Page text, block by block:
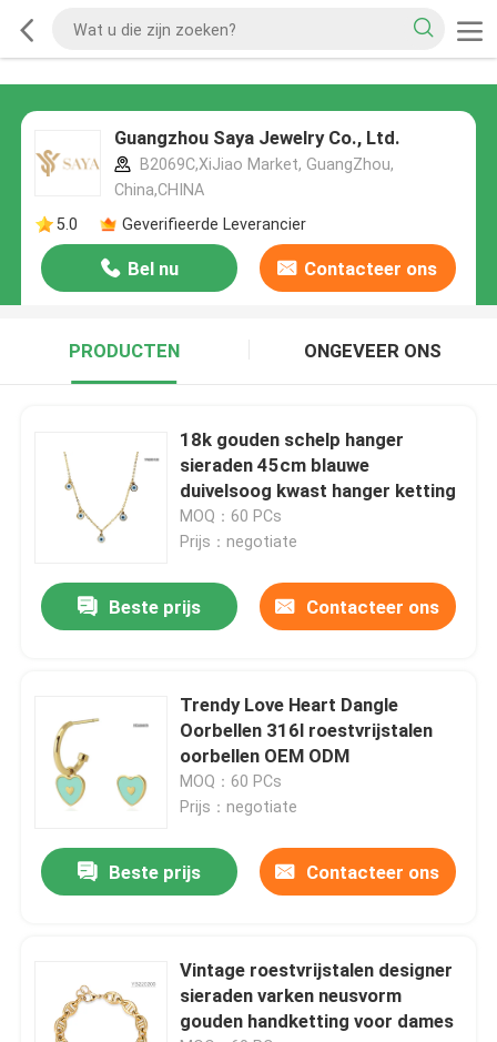
Guangzhou Saya Jewelry Co., Ltd.
B2069C,XiJiao Market, GuangZhou,
China,CHINA
5.0
Geverifieerde Leverancier
Bel nu Contacteer ons
PRODUCTEN ONGEVEER ONS
18k gouden schelp hanger
sieraden 45cm blauwe
duivelsoog kwast hanger ketting
MOQ：60 PCs
Prijs：negotiate
Beste prijs Contacteer ons
Trendy Love Heart Dangle
Oorbellen 316l roestvrijstalen
oorbellen OEM ODM
MOQ：60 PCs
Prijs：negotiate
Beste prijs Contacteer ons
Vintage roestvrijstalen designer
sieraden varken neusvorm
gouden handketting voor dames